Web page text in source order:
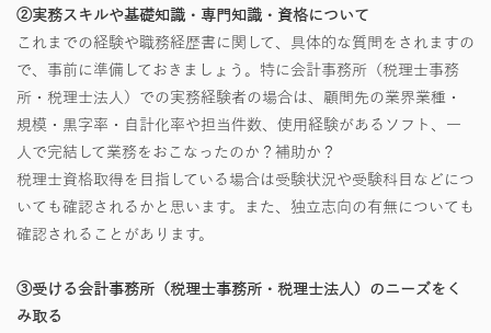
②実務スキルや基礎知識・専門知識・資格について
これまでの経験や職務経歴書に関して、具体的な質問をされますの
で、事前に準備しておきましょう。特に会計事務所（税理士事務
所・税理士法人）での実務経験者の場合は、顧問先の業界業種・
規模・黒字率・自計化率や担当件数、使用経験があるソフト、一
人で完結して業務をおこなったのか？補助か？
税理士資格取得を目指している場合は受験状況や受験科目などにつ
いても確認されるかと思います。また、独立志向の有無についても
確認されることがあります。
③受ける会計事務所（税理士事務所・税理士法人）のニーズをく
み取る